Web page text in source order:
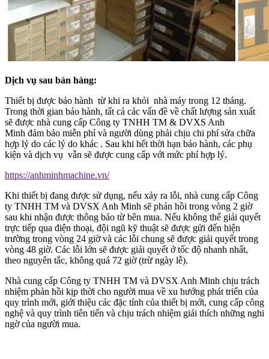
Dịch vụ sau bán hàng:
Thiết bị được bảo hành từ khi ra khỏi nhà máy trong 12 tháng.
Trong thời gian bảo hành, tất cả các vấn đề về chất lượng sản xuất
sẽ được nhà cung cấp Công ty TNHH TM & DVXS Anh
Minh đảm bảo miễn phí và người dùng phải chịu chi phí sửa chữa
hợp lý do các lý do khác . Sau khi hết thời hạn bảo hành, các phụ
kiện và dịch vụ vẫn sẽ được cung cấp với mức phí hợp lý.
https://anhminhmachine.vn/
Khi thiết bị đang được sử dụng, nếu xảy ra lỗi, nhà cung cấp Công
ty TNHH TM và DVSX Anh Minh sẽ phản hồi trong vòng 2 giờ
sau khi nhận được thông báo từ bên mua. Nếu không thể giải quyết
trực tiếp qua điện thoại, đội ngũ kỹ thuật sẽ được gửi đến hiện
trường trong vòng 24 giờ và các lỗi chung sẽ được giải quyết trong
vòng 48 giờ. Các lỗi lớn sẽ được giải quyết ở tốc độ nhanh nhất,
theo nguyên tắc, không quá 72 giờ (trừ ngày lễ).
Nhà cung cấp Công ty TNHH TM và DVSX Anh Minh chịu trách
nhiệm phản hồi kịp thời cho người mua về xu hướng phát triển của
quy trình mới, giới thiệu các đặc tính của thiết bị mới, cung cấp công
nghệ và quy trình tiên tiến và chịu trách nhiệm giải thích những nghi
ngờ của người mua.